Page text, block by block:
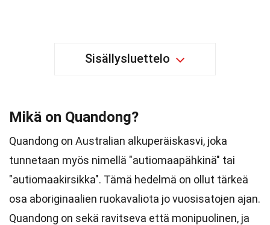
Sisällysluettelo
Mikä on Quandong?
Quandong on Australian alkuperäiskasvi, joka
tunnetaan myös nimellä "autiomaapähkinä" tai
"autiomaakirsikka". Tämä hedelmä on ollut tärkeä
osa aboriginaalien ruokavaliota jo vuosisatojen ajan.
Quandong on sekä ravitseva että monipuolinen, ja